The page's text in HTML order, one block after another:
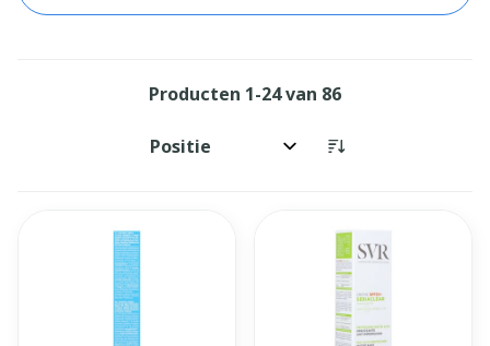
Producten 1-24van 86
Sorteer op: